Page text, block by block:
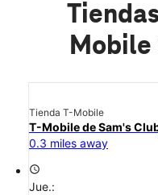
Mobile
Tienda T-Mobile
T-Mobile de Sam's
0.3 miles away
access_time
Jue.: